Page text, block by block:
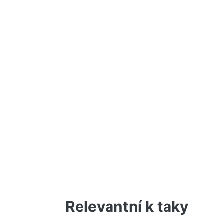
Relevantní k taky